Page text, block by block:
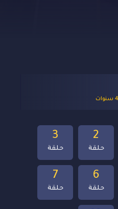
7
حلقة
6
حلقة
3
حلقة
2
حلقة